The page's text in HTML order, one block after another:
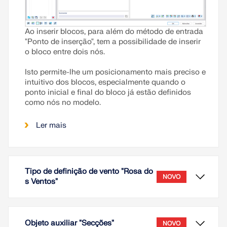
Ao inserir blocos, para além do método de entrada
"Ponto de inserção", tem a possibilidade de inserir
o bloco entre dois nós.
Isto permite-lhe um posicionamento mais preciso e
intuitivo dos blocos, especialmente quando o
ponto inicial e final do bloco já estão definidos
como nós no modelo.
Ler mais
Tipo de definição de vento "Rosa do
s Ventos"
NOVO
Objeto auxiliar "Secções" NOVO